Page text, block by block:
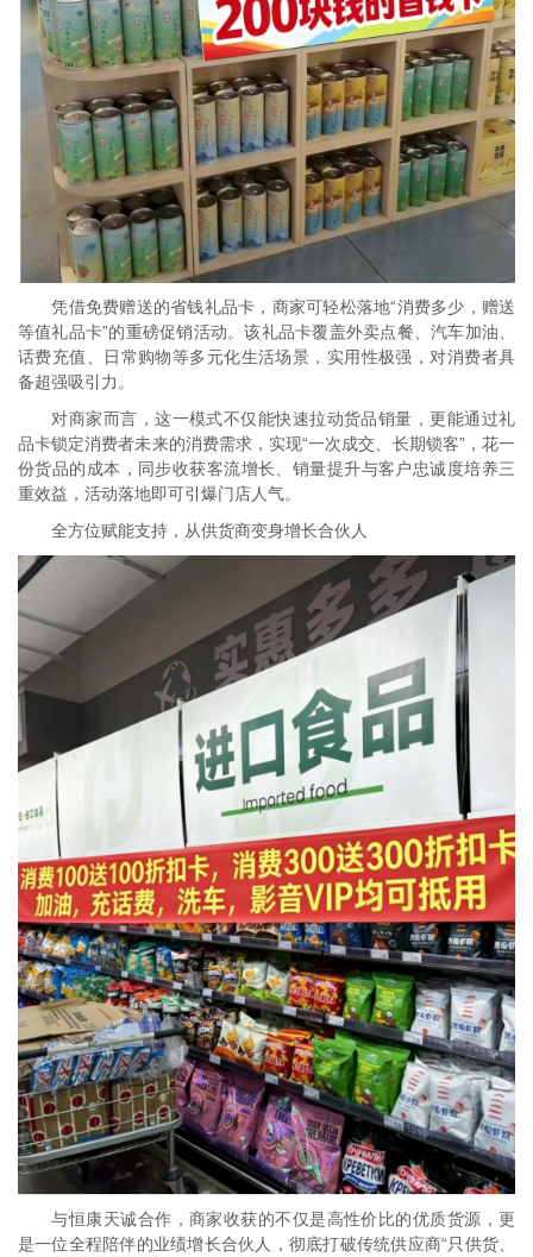
凭借免费赠送的省钱礼品卡，商家可轻松落地“消费多少，赠送
等值礼品卡”的重磅促销活动。该礼品卡覆盖外卖点餐、汽车加油、
话费充值、日常购物等多元化生活场景，实用性极强，对消费者具
备超强吸引力。
对商家而言，这一模式不仅能快速拉动货品销量，更能通过礼
品卡锁定消费者未来的消费需求，实现“一次成交、长期锁客”，花一
份货品的成本，同步收获客流增长、销量提升与客户忠诚度培养三
重效益，活动落地即可引爆门店人气。
全方位赋能支持，从供货商变身增长合伙人
与恒康天诚合作，商家收获的不仅是高性价比的优质货源，更
是一位全程陪伴的业绩增长合伙人，彻底打破传统供应商“只供货、